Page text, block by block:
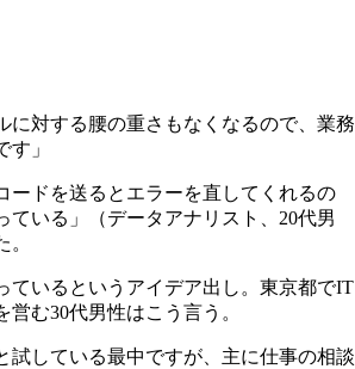
に対する腰の重さもなくなるので、業務
」
ードを送るとエラーを直してくれるの
ている」（データアナリスト、20代男
ているというアイデア出し。東京都でIT
営む30代男性はこう言う。
試している最中ですが、主に仕事の相談